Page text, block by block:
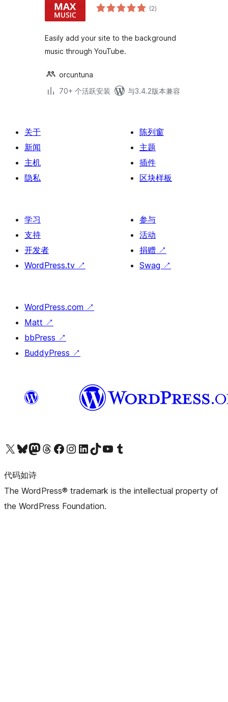
(2总
评)
Easily add your site to the background
music through YouTube.
orcuntuna
70+ 个活跃安装
与3.4.2版本兼容
关于
新闻
主机
隐私
陈列窗
主题
插件
区块样板
学习
支持
开发者
WordPress.tv ↗
参与
活动
捐赠 ↗
Swag ↗
WordPress.com ↗
Matt ↗
bbPress ↗
BuddyPress ↗
关注我们的 X（原 Twitter）账号访问我们的 Bluesky 账号关注我们的 Mastodon 账号访问我们的 Threads 账号 访问我们的 Facebook 公共主页关注我们的 Instagram 账号 关注我们的 LinkedIn 主页访问我们的 TikTok 账号访问我们的 YouTube 频道 访问我们的 Tumblr 账号
代码如诗
The WordPress® trademark is the intellectual property of
the WordPress Foundation.